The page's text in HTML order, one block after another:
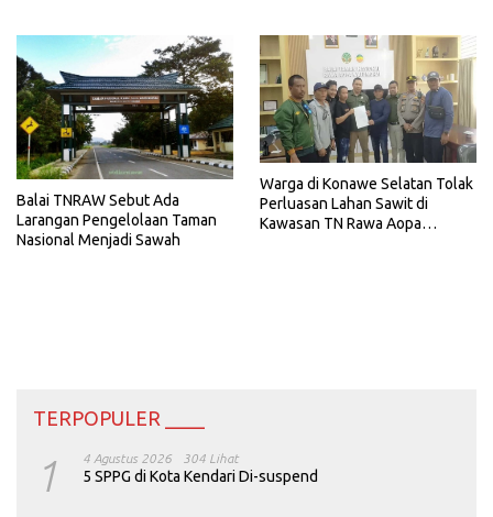
Balai TNRAW Sebut Ada
Larangan Pengelolaan Taman
Nasional Menjadi Sawah
Warga di Konawe Selatan Tolak
Perluasan Lahan Sawit di
Kawasan TN Rawa Aopa
TERPOPULER ____
1 4 Agustus 2026 304 Lihat
5 SPPG di Kota Kendari Di-suspend